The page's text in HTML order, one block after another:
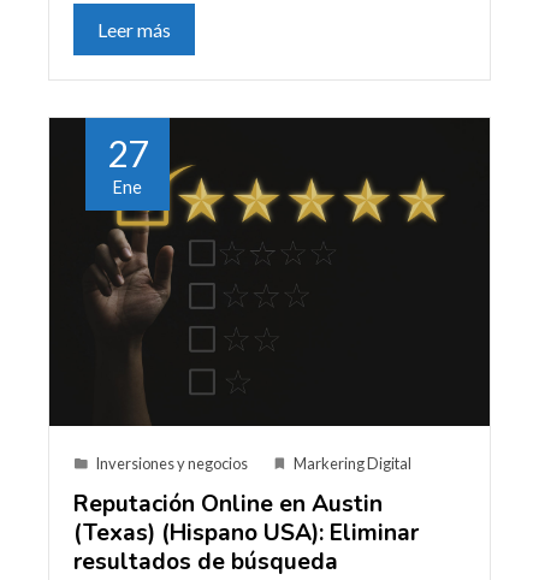
Leer más
27
Ene
Inversiones y negocios Markering Digital
Reputación Online en Austin
(Texas) (Hispano USA): Eliminar
resultados de búsqueda